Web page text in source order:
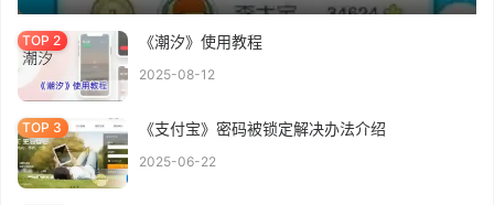
《潮汐》使用教程
2025-08-12
《支付宝》密码被锁定解决办法介绍
2025-06-22